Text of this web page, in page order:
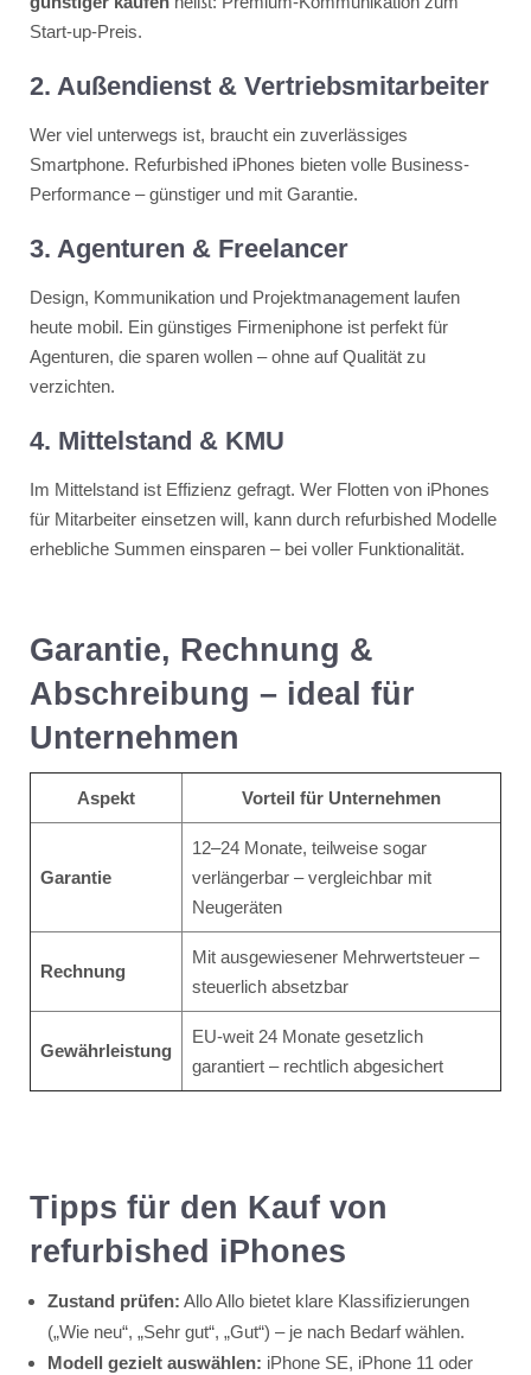
Start-up-Preis.
2. Außendienst & Vertriebsmitarbeiter
Wer viel unterwegs ist, braucht ein zuverlässiges
Smartphone. Refurbished iPhones bieten volle Business-
Performance – günstiger und mit Garantie.
3. Agenturen & Freelancer
Design, Kommunikation und Projektmanagement laufen
heute mobil. Ein günstiges Firmeniphone ist perfekt für
Agenturen, die sparen wollen – ohne auf Qualität zu
verzichten.
4. Mittelstand & KMU
Im Mittelstand ist Effizienz gefragt. Wer Flotten von iPhones
für Mitarbeiter einsetzen will, kann durch refurbished Modelle
erhebliche Summen einsparen – bei voller Funktionalität.
Garantie, Rechnung &
Abschreibung – ideal für
Unternehmen
Aspekt Vorteil für Unternehmen
Garantie
12–24 Monate, teilweise sogar
verlängerbar – vergleichbar mit
Neugeräten
Rechnung
Mit ausgewiesener Mehrwertsteuer –
steuerlich absetzbar
Gewährleistung
EU-weit 24 Monate gesetzlich
garantiert – rechtlich abgesichert
Tipps für den Kauf von
refurbished iPhones
Zustand prüfen: Allo Allo bietet klare Klassifizierungen
(„Wie neu“, „Sehr gut“, „Gut“) – je nach Bedarf wählen.
Modell gezielt auswählen: iPhone SE, iPhone 11 oder